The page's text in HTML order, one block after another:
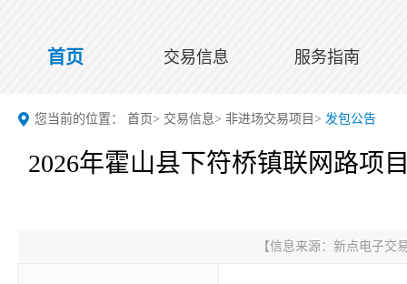
首页 交易信息 服务指南
您当前的位置： 首页> 交易信息> 非进场交易项目 > 发包公告
2026年霍山县下符桥镇联网路项
【信息来源： 新点电子交